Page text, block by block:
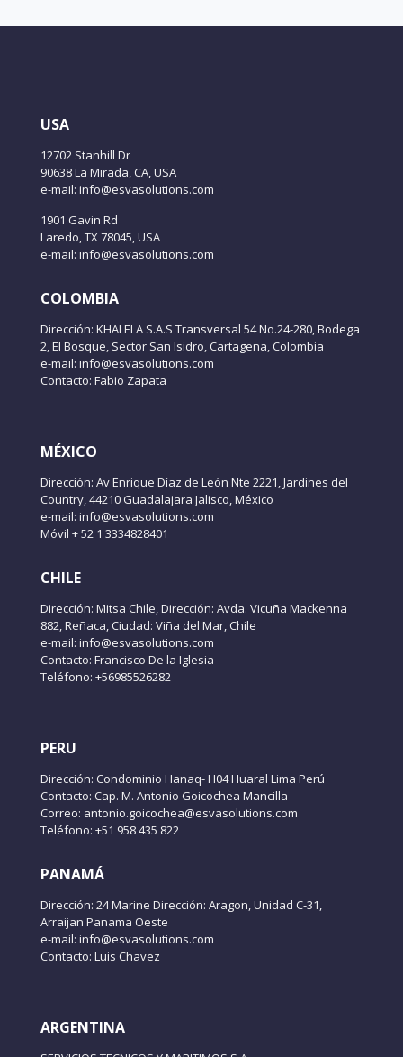
USA
12702 Stanhill Dr
90638 La Mirada, CA, USA
e-mail: info@esvasolutions.com
1901 Gavin Rd
Laredo, TX 78045, USA
e-mail: info@esvasolutions.com
COLOMBIA
Dirección: KHALELA S.A.S Transversal 54 No.24-280, Bodega
2, El Bosque, Sector San Isidro, Cartagena, Colombia
e-mail: info@esvasolutions.com
Contacto: Fabio Zapata
MÉXICO
Dirección: Av Enrique Díaz de León Nte 2221, Jardines del
Country, 44210 Guadalajara Jalisco, México
e-mail: info@esvasolutions.com
Móvil + 52 1 3334828401
CHILE
Dirección: Mitsa Chile, Dirección: Avda. Vicuña Mackenna
882, Reñaca, Ciudad: Viña del Mar, Chile
e-mail: info@esvasolutions.com
Contacto: Francisco De la Iglesia
Teléfono: +56985526282
PERU
Dirección: Condominio Hanaq- H04 Huaral Lima Perú
Contacto: Cap. M. Antonio Goicochea Mancilla
Correo: antonio.goicochea@esvasolutions.com
Teléfono: +51 958 435 822
PANAMÁ
Dirección: 24 Marine Dirección: Aragon, Unidad C-31,
Arraijan Panama Oeste
e-mail: info@esvasolutions.com
Contacto: Luis Chavez
ARGENTINA